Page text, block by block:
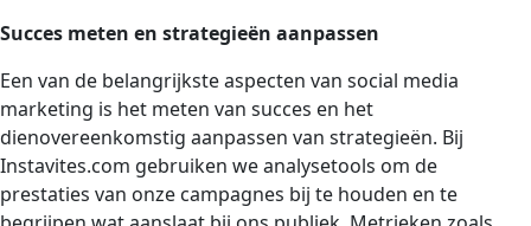
Succes meten en strategieën aanpassen
Een van de belangrijkste aspecten van social media
marketing is het meten van succes en het
dienovereenkomstig aanpassen van strategieën. Bij
Instavites.com gebruiken we analysetools om de
prestaties van onze campagnes bij te houden en te